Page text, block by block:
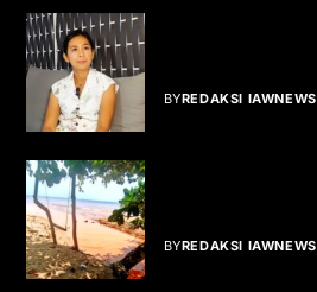
BYREDAKSI IAWNEWS
BYREDAKSI IAWNEWS